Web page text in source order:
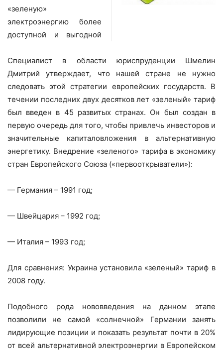
«зеленую»
электроэнергию более
доступной и выгодной
Специалист в области юриспруденции Шмелин
Дмитрий утверждает, что нашей стране не нужно
следовать этой стратегии европейских государств. В
течении последних двух десятков лет «зеленый» тариф
был введен в 45 развитых странах. Он был создан в
первую очередь для того, чтобы привлечь инвесторов и
значительные капиталовложения в альтернативную
энергетику. Внедрение «зеленого» тарифа в экономику
стран Европейского Союза («первооткрыватели»):
— Германия – 1991 год;
— Швейцария – 1992 год;
— Италия – 1993 год;
Для сравнения: Украина установила «зеленый» тариф в
2008 году.
Подобного рода нововведения на данном этапе
позволили не самой «солнечной» Германии занять
лидирующие позиции и показать результат почти в 20%
от всей альтернативной электроэнергии в Европейском